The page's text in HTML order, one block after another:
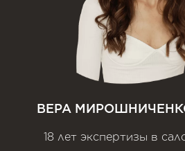
ВЕРА
18 лет экспертизы в